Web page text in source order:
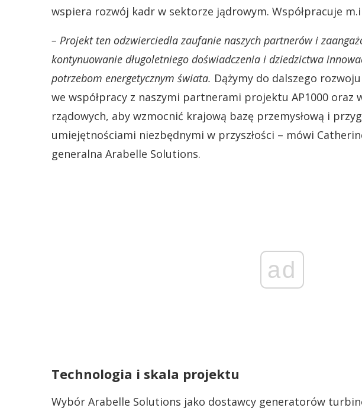
wspiera rozwój kadr w sektorze jądrowym. Współpracuje
– Projekt ten odzwierciedla zaufanie naszych partnerów i
kontynuowanie długoletniego doświadczenia i dziedzictwa
potrzebom energetycznym świata. Dążymy do dalszego
we współpracy z naszymi partnerami projektu AP1000 oraz
rządowych, aby wzmocnić krajową bazę przemysłową i
umiejętnościami niezbędnymi w przyszłości – mówi
generalna Arabelle Solutions.
ad
Technologia i skala projektu
Wybór Arabelle Solutions jako dostawcy generatorów